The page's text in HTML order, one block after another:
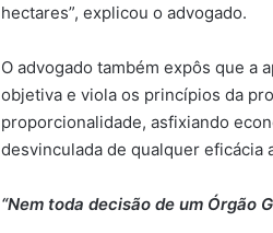
hectares”, explicou o advogado.
O advogado também expôs que a
objetiva e viola os princípios da
proporcionalidade, asfixiando
desvinculada de qualquer eficácia
“Nem toda decisão de um Órgão